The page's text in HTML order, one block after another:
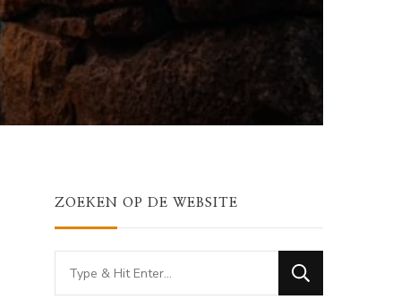
ZOEKEN OP DE WEBSITE
Looking
for